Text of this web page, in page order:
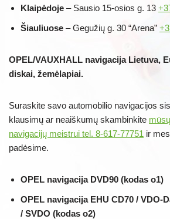
Klaipėdoje – Sausio 15-osios g. 13
Šiauliuose – Gegužių g. 30 “Arena”
OPEL/VAUXHALL navigacija Lietuva,
diskai, žemėlapiai.
Suraskite savo automobilio navigacijos
klausimų ar neaiškumų skambinkite
navigacijų meistrui tel. 8-617-77751 ir
padėsime.
OPEL navigacija DVD90 (kodas o1)
OPEL navigacija EHU CD70 / VDO-
/ SVDO (kodas o2)